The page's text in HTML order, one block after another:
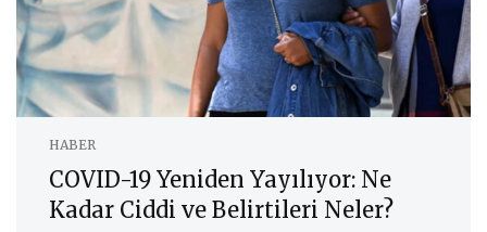
HABER
COVID-19 Yeniden Yayılıyor: Ne
Kadar Ciddi ve Belirtileri Neler?